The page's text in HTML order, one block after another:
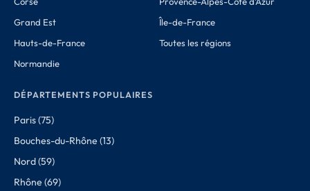
Grand Est
Hauts-de-France
Normandie
Île-de-France
Toutes les régions
DÉPARTEMENTS POPULAIRES
Paris (75)
Bouches-du-Rhône (13)
Nord (59)
Rhône (69)